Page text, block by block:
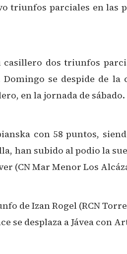
triunfos parciales en las
dos triunfos
se despide de
en la jornada de sábado.
con 58 puntos,
han subido al podio la
(CN Mar Menor Los
de Izan Rogel (RCN
se desplaza a Jávea con